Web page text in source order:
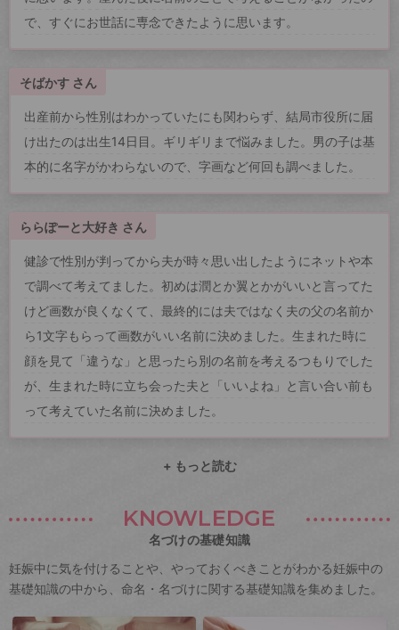
で、すぐにお世話に専念できたように思います。
そばかす さん
出産前から性別はわかっていたにも関わらず、結局市役所に届
け出たのは出生14日目。ギリギリまで悩みました。男の子は基
本的に名字がかわらないので、字画など何回も調べました。
ららぽーと大好き さん
健診で性別が判ってから夫が時々思い出したようにネットや本
で調べて考えてました。初めは潤とか翼とかがいいと言ってた
けど画数が良くなくて、最終的には夫ではなく夫の父の名前か
ら1文字もらって画数がいい名前に決めました。生まれた時に
顔を見て「違うな」と思ったら別の名前を考えるつもりでした
が、生まれた時に立ち会った夫と「いいよね」と言い合い前も
って考えていた名前に決めました。
+ もっと読む
KNOWLEDGE
名づけの基礎知識
妊娠中に気を付けることや、やっておくべきことがわかる妊娠中の
基礎知識の中から、命名・名づけに関する基礎知識を集めました。